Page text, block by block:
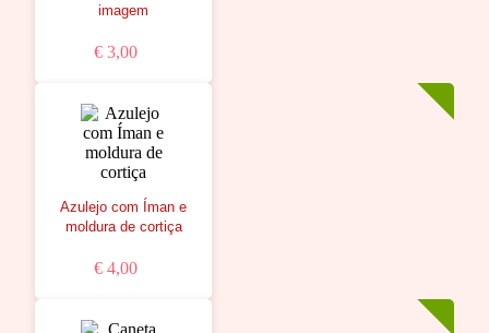
imagem
€ 3,00
Azulejo com Íman e
moldura de cortiça
€ 4,00